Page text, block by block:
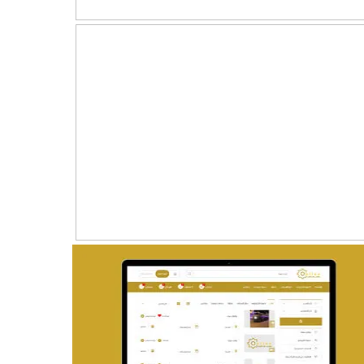
تصميم حراج مهنى